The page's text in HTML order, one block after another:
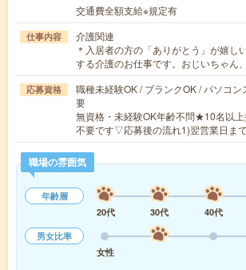
交通費全額支給※規定有
仕事内容
介護関連
＊入居者の方の「ありがとう」が嬉し
する介護のお仕事です。おじいちゃん
応募資格
職種未経験OK / ブランクOK / パソコン
要
無資格・未経験OK年齢不問★10名以
不要です▽応募後の流れ1)翌営業日ま
職場の雰囲気
年齢層
20代
30代 40代
男女比率
女性